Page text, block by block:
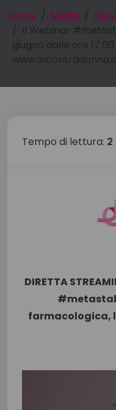
Home Media
II Webinar
giugno dalle ore
www.incontradonna.it
Tempo di lettura:
DIRETTA
farmacologica,